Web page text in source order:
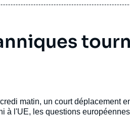
matin, un court déplacement
à l'UE, les questions